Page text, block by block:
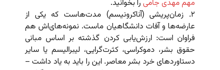
مهم مهدی جامی را بخوانید.
۲. زمان‌پریشی (آناکرونیسم) مدت‌هاست که یکی از
عارضه‌ها و آفات دانشگاهیان ماست. نمونه‌های‌اش هم
فراوان است: ارزش‌یابی کردن گذشته بر اساس مبانی
حقوق بشر، دموکراسی، کثرت‌گرایی، لیبرالیسم یا سایر
دستاوردهای خرد بشر معاصر. این را باید به یاد داشت –